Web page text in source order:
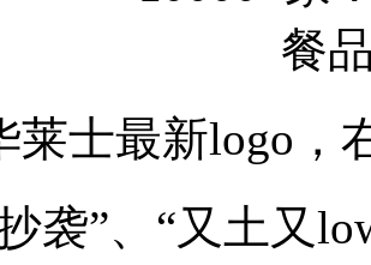
莱士最新logo，
袭”、“又土又